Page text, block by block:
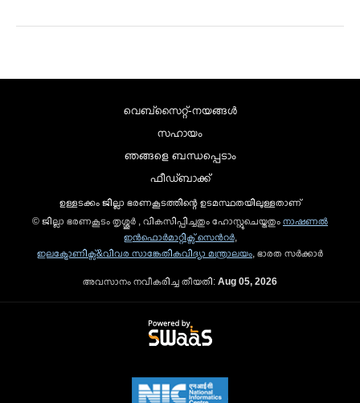
വെബ്സൈറ്റ്-നയങ്ങള്‍
സഹായം
ഞങ്ങളെ ബന്ധപ്പെടാം
ഫീഡ്ബാക്ക്
ഉള്ളടക്കം ജില്ലാ ഭരണകൂടത്തിന്റെ ഉടമസ്ഥതയിലുള്ളതാണ്
© ജില്ലാ ഭരണകൂടം തൃശ്ശൂർ , വികസിപ്പിച്ചതും ഹോസ്റ്റുചെയ്തതും നാഷണല്‍
ഇന്‍ഫൊര്‍മാറ്റിക്സ് സെന്‍റര്‍,
ഇലക്ട്രോണിക്സ്&വിവര സാങ്കേതികവിദ്യാ മന്ത്രാലയം, ഭാരത സര്‍ക്കാര്‍
അവസാനം നവീകരിച്ച തീയതി: Aug 05, 2026